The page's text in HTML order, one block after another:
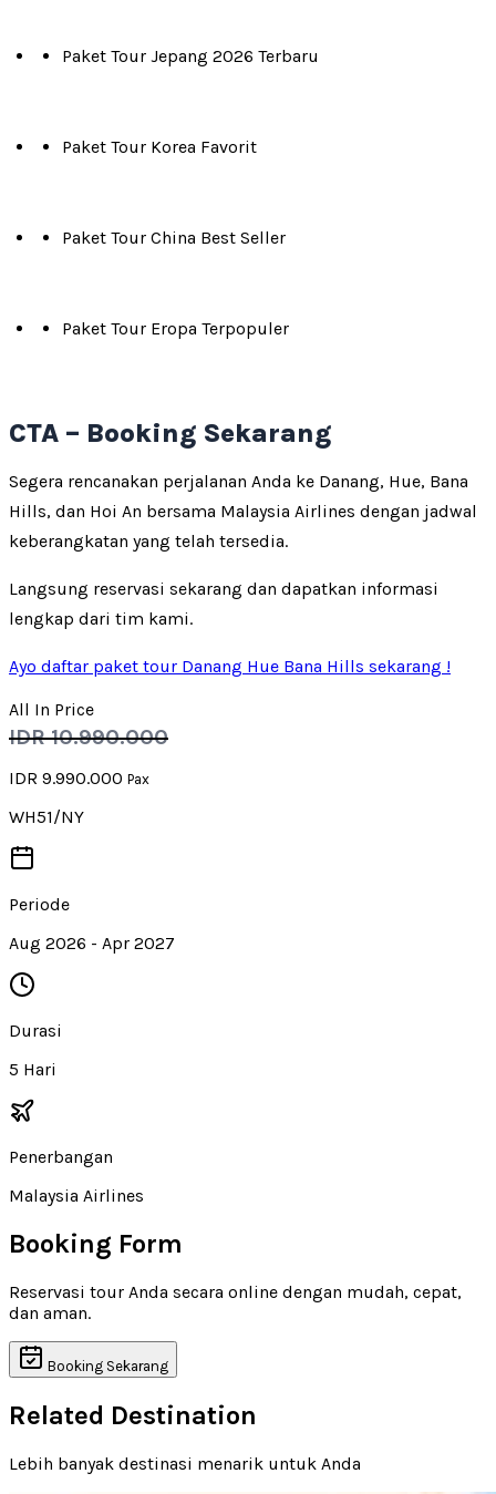
Paket Tour Jepang 2026 Terbaru
Paket Tour Korea Favorit
Paket Tour China Best Seller
Paket Tour Eropa Terpopuler
CTA – Booking Sekarang
Segera rencanakan perjalanan Anda ke Danang, Hue, Bana
Hills, dan Hoi An bersama Malaysia Airlines dengan jadwal
keberangkatan yang telah tersedia.
Langsung reservasi sekarang dan dapatkan informasi
lengkap dari tim kami.
Ayo daftar paket tour Danang Hue Bana Hills sekarang !
All In Price
IDR 10.990.000
IDR 9.990.000 Pax
WH51/NY
Periode
Aug 2026 - Apr 2027
Durasi
5 Hari
Penerbangan
Malaysia Airlines
Booking Form
Reservasi tour Anda secara online dengan mudah, cepat,
dan aman.
Booking Sekarang
Related Destination
Lebih banyak destinasi menarik untuk Anda